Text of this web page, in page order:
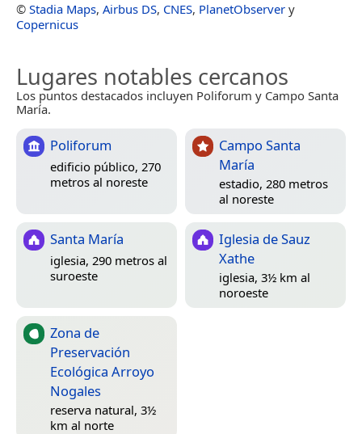
© Stadia Maps, Airbus DS, CNES, PlanetObserver y
Copernicus
Lugares notables cercanos
Los puntos destacados incluyen Poliforum y Campo Santa
María.
Poliforum
edificio público, 270
metros al noreste
Campo Santa
María
estadio, 280 metros
al noreste
Santa María
iglesia, 290 metros al
suroeste
Iglesia de Sauz
Xathe
iglesia, 3½ km al
noroeste
Zona de
Preservación
Ecológica Arroyo
Nogales
reserva natural, 3½
km al norte